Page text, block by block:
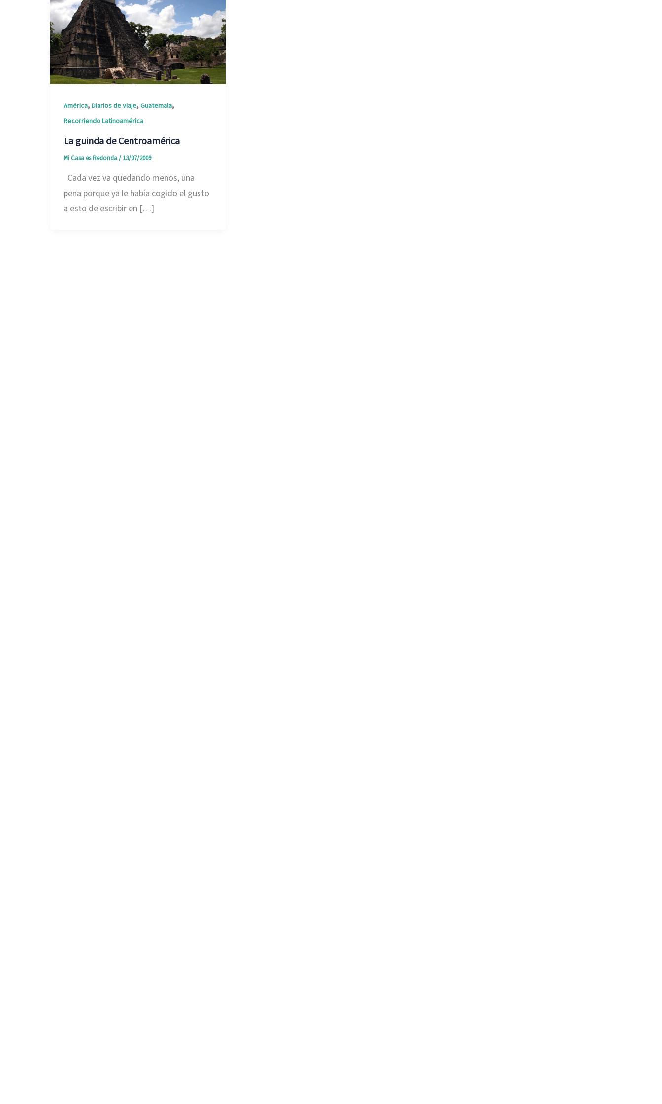
América,Diarios de viaje,Guatemala,
Recorriendo Latinoamérica
La guinda de Centroamérica
Mi Casa es Redonda/ 13/07/2009
Cada vez va quedando menos, una
pena porque ya le había cogido el gusto
a esto de escribir en […]